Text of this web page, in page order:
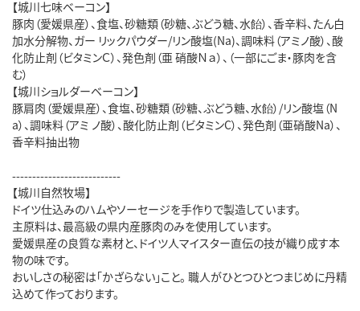
【城川七味ベーコン】
豚肉（愛媛県産）、食塩、砂糖類（砂糖、ぶどう糖、水飴）、香辛料、たん白
加水分解物、ガー リックパウダー/リン酸塩(Na)、調味料（アミノ酸）、酸
化防止剤（ビタミンＣ）、発色剤（亜 硝酸Ｎａ）、（一部にごま・豚肉を含
む）
【城川ショルダーベーコン】
豚肩肉（愛媛県産）、食塩、砂糖類（砂糖、ぶどう糖、水飴）/リン酸塩（N
a）、調味料（アミ ノ酸）、酸化防止剤（ビタミンC）、発色剤（亜硝酸Na）、
香辛料抽出物
---------------------------
【城川自然牧場】
ドイツ仕込みのハムやソーセージを手作りで製造しています。
主原料は、最高級の県内産豚肉のみを使用しています。
愛媛県産の良質な素材と、ドイツ人マイスター直伝の技が織り成す本
物の味です。
おいしさの秘密は「かざらない」こと。 職人がひとつひとつまじめに丹精
込めて作っております。